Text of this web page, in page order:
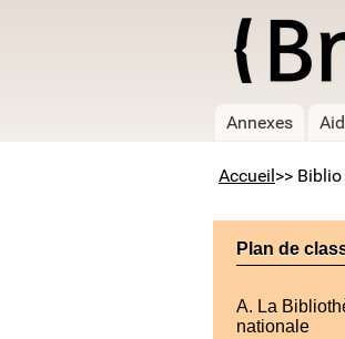
Annexes
Accueil >> Biblio
Plan de
A. La
nationale